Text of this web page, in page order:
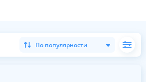
По популярности